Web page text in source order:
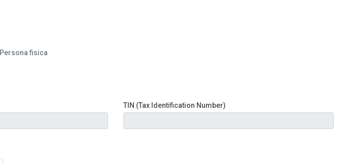
Persona fisica
TIN (Tax Identification Number)